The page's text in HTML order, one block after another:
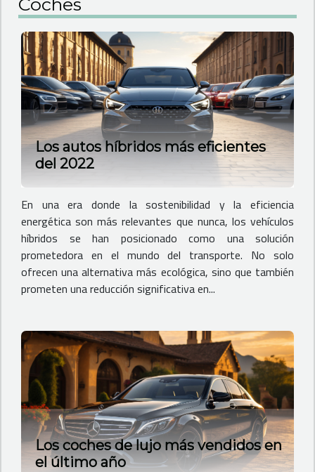
Coches
Los autos híbridos más eficientes
del 2022
En una era donde la sostenibilidad y la eficiencia
energética son más relevantes que nunca, los vehículos
híbridos se han posicionado como una solución
prometedora en el mundo del transporte. No solo
ofrecen una alternativa más ecológica, sino que también
prometen una reducción significativa en...
Los coches de lujo más vendidos en
el último año